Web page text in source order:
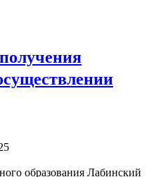
образования Лабинский